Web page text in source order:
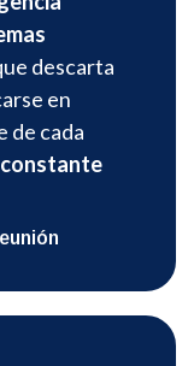
descarta
en
de cada